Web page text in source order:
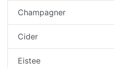
Champagner
Cider
Eistee